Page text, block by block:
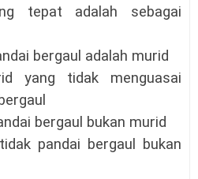
tepat adalah sebagai
bergaul adalah murid
yang tidak menguasai
bergaul bukan murid
pandai bergaul bukan